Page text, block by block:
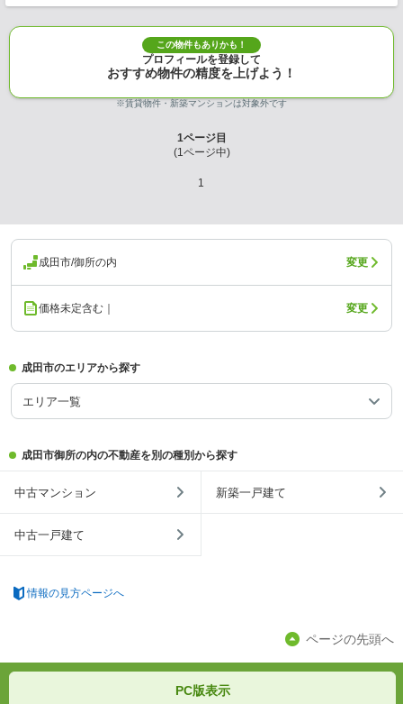
この物件もありかも！
プロフィールを登録して
おすすめ物件の精度を上げよう！
※賃貸物件・新築マンションは対象外です
1ページ目
(1ページ中)
1
成田市/御所の内 変更
価格未定含む｜ 変更
成田市のエリアから探す
エリア一覧
成田市御所の内の不動産を別の種別から探す
中古マンション 新築一戸建て
中古一戸建て
情報の見方ページへ
ページの先頭へ
PC版表示